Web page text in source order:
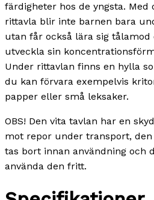
färdigheter hos de yngsta. Med
rittavla blir inte barnen bara
utan får också lära sig tålamod
utveckla sin
Under rittavlan finns en hylla
du kan förvara exempelvis
papper eller små leksaker.
OBS! Den vita tavlan har en
mot repor under transport, den
tas bort innan användning och
använda den fritt.